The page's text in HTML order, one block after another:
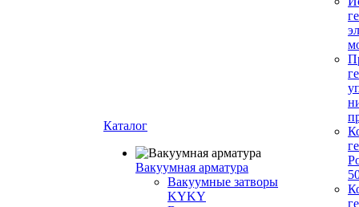
Каталог
Вакуумная арматура
Вакуумные затворы
KYKY